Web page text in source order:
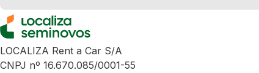
LOCALIZA Rent a Car S/A
CNPJ nº 16.670.085/0001-55